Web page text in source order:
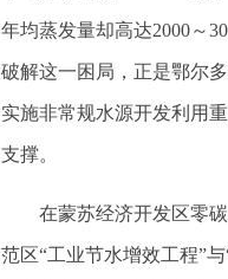
年均蒸发量却高达2000～
破解这一困局，正是鄂尔
实施非常规水源开发利用
支撑。
在蒙苏经济开发区零碳
范区“工业节水增效工程”